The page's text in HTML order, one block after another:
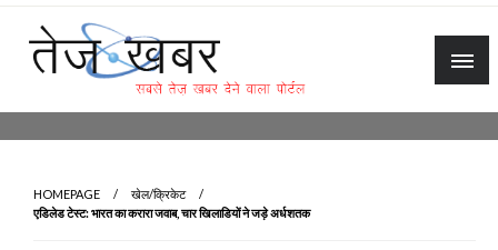
Skip
content
HOMEPAGE
खेल/क्रिकेट
एडिलेड टेस्ट: भारत का करारा जवाब, चार खिलाडियों ने जड़े अर्धशतक